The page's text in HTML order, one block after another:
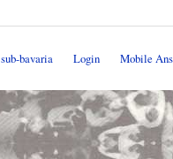
sub-bavaria Login Mobile